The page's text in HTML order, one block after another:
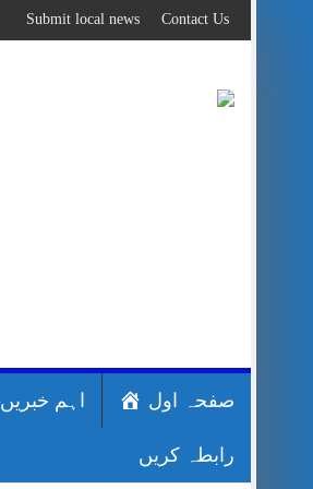
to
content
Contact Us
Submit local news
صفحہ اول اہم خبریں
رابطہ کریں